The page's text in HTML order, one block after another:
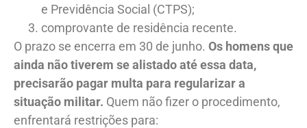
e Previdência Social (CTPS);
comprovante de residência recente.
O prazo se encerra em 30 de junho. Os homens que
ainda não tiverem se alistado até essa data,
precisarão pagar multa para regularizar a
situação militar. Quem não fizer o procedimento,
enfrentará restrições para: